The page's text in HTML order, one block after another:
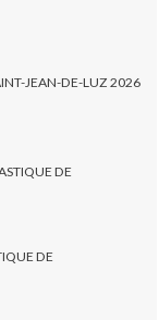
JEAN-DE-LUZ 2026
DE
DE